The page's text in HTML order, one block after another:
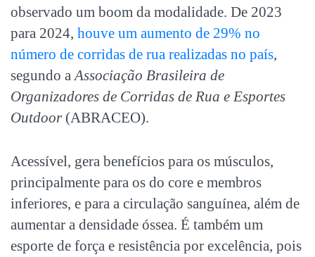
observado um boom da modalidade. De 2023
para 2024, houve um aumento de 29% no
número de corridas de rua realizadas no país,
segundo aAssociação Brasileira de
Organizadores de Corridas de Rua e Esportes
Outdoor(ABRACEO).
Acessível, gera benefícios para os músculos,
principalmente para os do core e membros
inferiores, e para a circulação sanguínea, além de
aumentar a densidade óssea. É também um
esporte de força e resistência por excelência, pois